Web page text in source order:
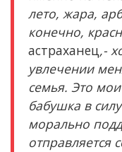
лето, жара,
конечно,
астраханец,-
увлечении
семья. Это
бабушка в
морально
отправляется